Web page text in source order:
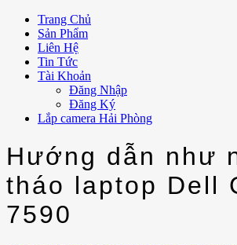
Trang Chủ
Sản Phẩm
Liên Hệ
Tin Tức
Tài Khoản
Đăng Nhập
Đăng Ký
Lắp camera Hải Phòng
Hướng dẫn như
tháo laptop Dell
7590